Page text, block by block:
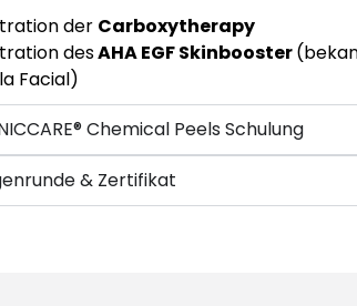
der Carboxytherapy
desAHA EGF Skinbooster
Facial)
Chemical Peels Schulung
& Zertifikat